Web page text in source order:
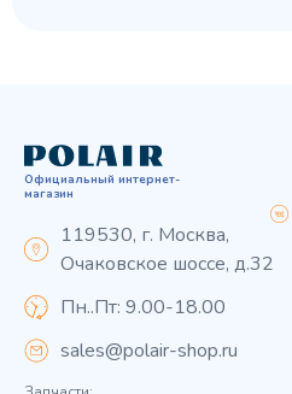
Официальный интернет-
магазин
119530, г. Москва,
Очаковское шоссе, д.32
Пн..Пт: 9.00-18.00
sales@polair-shop.ru